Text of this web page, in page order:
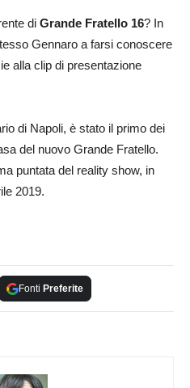
di Grande Fratello 16? In
Gennaro a farsi conoscere
alla clip di presentazione
di Napoli, è stato il primo dei
del nuovo Grande Fratello.
puntata del reality show, in
2019.
Fonti Preferite